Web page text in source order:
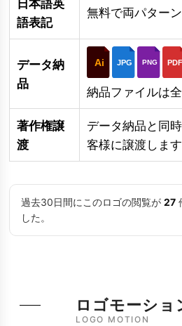
日本語英
語表記
無料で両パター
データ納
品
Ai JPG PNG PDF
納品ファイルは全
著作権譲
渡
データ納品と同
客様に譲渡します
過去30日間にこのロゴの閲覧が 27
した。
LOGO MOTION
ロゴモーショ